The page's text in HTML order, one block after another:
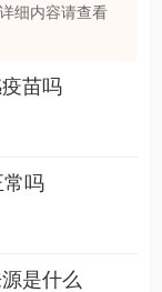
细内容请查看
苗吗
常吗
是什么